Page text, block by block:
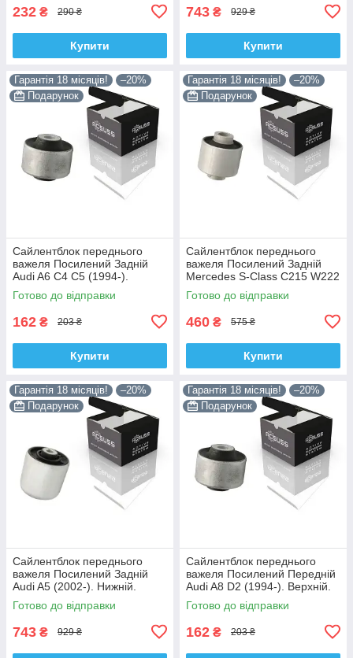
232 ₴ 290 ₴
Купити
743 ₴ 929 ₴
Купити
Гарантія 18 місяців!
–20%
Подарунок
Сайлентблок переднього
важеля Посилений Задній
Audi A6 C4 C5 (1994-).
Верхній. Корея ACSUSS!
35379 , JBU138 , TD1062W
Готово до відправки
162 ₴ 203 ₴
Купити
Гарантія 18 місяців!
–20%
Подарунок
Сайлентблок переднього
важеля Посилений Задній
Mercedes S-Class C215 W222
W220 V220 (1998-). Корея
ACSUSS! 28744 , TD4208W ,
Готово до відправки
460 ₴ 575 ₴
Купити
Гарантія 18 місяців!
–20%
Подарунок
Сайлентблок переднього
важеля Посилений Задній
Audi A5 (2002-). Нижній.
Корея ACSUSS! 4H0407183 ,
TD1247W , VKDS331074
Готово до відправки
743 ₴ 929 ₴
Гарантія 18 місяців!
–20%
Подарунок
Сайлентблок переднього
важеля Посилений Передній
Audi A8 D2 (1994-). Верхній.
Корея ACSUSS! 35379 ,
JBU138 , TD1062W
Готово до відправки
162 ₴ 203 ₴